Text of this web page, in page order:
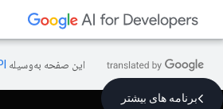
این صفحه به‌وسیله
برنامه های بیشتر